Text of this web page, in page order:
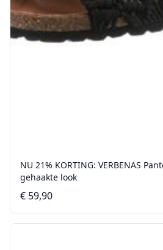
NU 21% KORTING: VERBENAS
gehaakte look
€ 59,90